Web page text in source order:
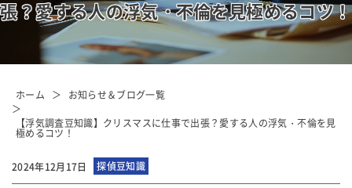
張？愛する人の浮気・不倫を見極めるコツ！
ホーム お知らせ＆ブログ一覧
【浮気調査豆知識】クリスマスに仕事で出張？愛する人の浮気・不倫を見
極めるコツ！
2024年12月17日 探偵豆知識